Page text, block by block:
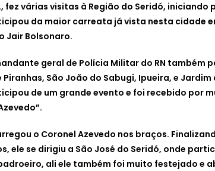
fez várias visitas à Região do Seridó, iniciando
da maior carreata já vista nesta cidade
Jair Bolsonaro.
geral de Polícia Militar do RN também
Piranhas, São João do Sabugi, Ipueira, e Jardim
de um grande evento e foi recebido por
o Coronel Azevedo nos braços.
ele se dirigiu a São José do Seridó, onde
ali ele também foi muito festejado e